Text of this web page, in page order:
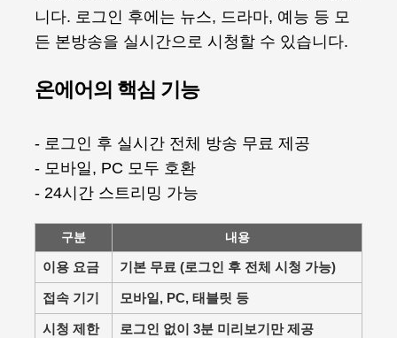
니다. 로그인 후에는 뉴스, 드라마, 예능 등 모
든 본방송을 실시간으로 시청할 수 있습니다.
온에어의 핵심 기능
- 로그인 후 실시간 전체 방송 무료 제공
- 모바일, PC 모두 호환
- 24시간 스트리밍 가능
구분 내용
이용 요금 기본 무료 (로그인 후 전체 시청 가능)
접속 기기 모바일, PC, 태블릿 등
시청 제한 로그인 없이 3분 미리보기만 제공